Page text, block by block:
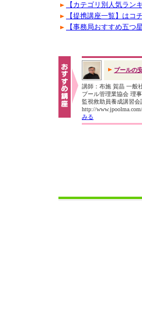
【カテゴリ別人気ラン
【提携講座一覧】はコ
【事務局おすすめ五つ
プールの
講師：布施 賀晶 一般
プール管理業協会 理
監視救助員養成講習
http://
みる